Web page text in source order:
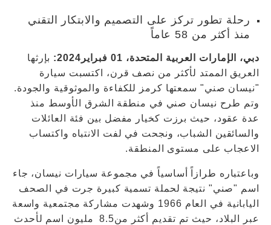
رحلة تطور تركز على التصميم والابتكار التقني
منذ أكثر من 58 عاماً
دبي، الإمارات العربية المتحدة، 01 فبراير2024:
بإرثها
العريق الممتد لأكثر من نصف قرن، اكتسبت سيارة
"نيسان صني" سمعتها كرمز للكفاءة والموثوقية والجودة.
وتم طرح نيسان صني في منطقة الشرق الأوسط منذ
عدة عقود، حيث برزت كخيار مفضل بين فئة العائلات
والسائقين الشباب، ونجحت في لفت الانتباه واكتساب
الاعجاب على مستوى المنطقة.
وباعتباره طرازاً أساسياً في مجموعة سيارات نيسان، جاء
اسم "صني" نتيجة لحملة تسمية كبيرة جرت في الصحف
اليابانية في العام 1966 وشهدت مشاركة مجتمعية واسعة
عبر البلاد، حيث تم تقديم أكثر من8.5 مليون اسم لأحدث